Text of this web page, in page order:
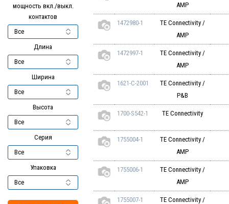
мощность вкл./выкл.
контактов
Длина
Ширина
Высота
Серия
Упаковка
AMP
1472980-1
TE Connectivity /
AMP
1472997-1
TE Connectivity /
AMP
1621-C-2001
TE Connectivity /
P&B
1700-S542-1 TE Connectivity
1755004-1
TE Connectivity /
AMP
1755006-1
TE Connectivity /
AMP
1755007-1
TE Connectivity /